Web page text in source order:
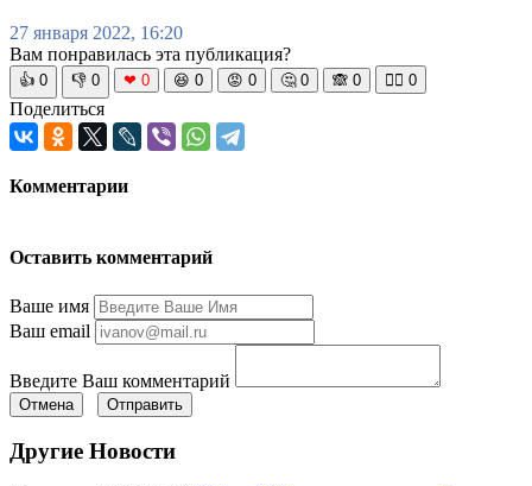
27 января 2022, 16:20
Вам понравилась эта публикация?
👍 0 👎 0 ❤ 0 😆 0 😡 0 🤔 0 🙈 0 🧘‍♀️ 0
Поделиться
Комментарии
Оставить комментарий
Ваше имя
Ваш email
Введите Ваш комментарий
Отмена Отправить
Другие Новости